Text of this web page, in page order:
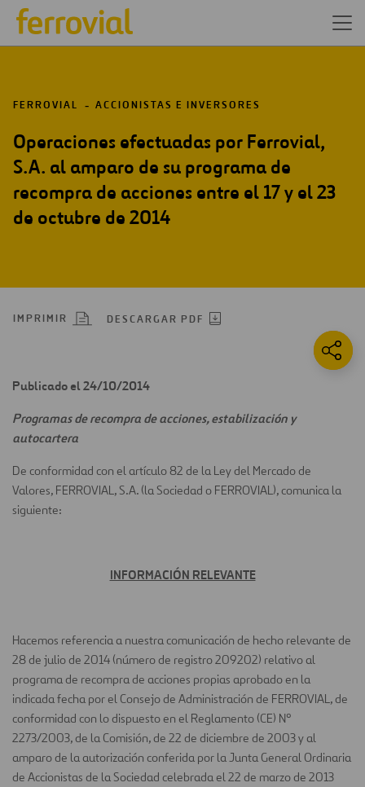
FERROVIAL ACCIONISTAS E INVERSORES
Operaciones efectuadas por Ferrovial,
S.A. al amparo de su programa de
recompra de acciones entre el 17 y el 23
de octubre de 2014
IMPRIMIR DESCARGAR PDF
Publicado el 24/10/2014
Programas de recompra de acciones, estabilización y
autocartera
De conformidad con el artículo 82 de la Ley del Mercado de
Valores, FERROVIAL, S.A. (la Sociedad o FERROVIAL), comunica la
siguiente:
INFORMACIÓN RELEVANTE
Hacemos referencia a nuestra comunicación de hecho relevante de
28 de julio de 2014 (número de registro 209202) relativo al
programa de recompra de acciones propias aprobado en la
indicada fecha por el Consejo de Administración de FERROVIAL, de
conformidad con lo dispuesto en el Reglamento (CE) Nº
2273/2003, de la Comisión, de 22 de diciembre de 2003 y al
amparo de la autorización conferida por la Junta General Ordinaria
de Accionistas de la Sociedad celebrada el 22 de marzo de 2013